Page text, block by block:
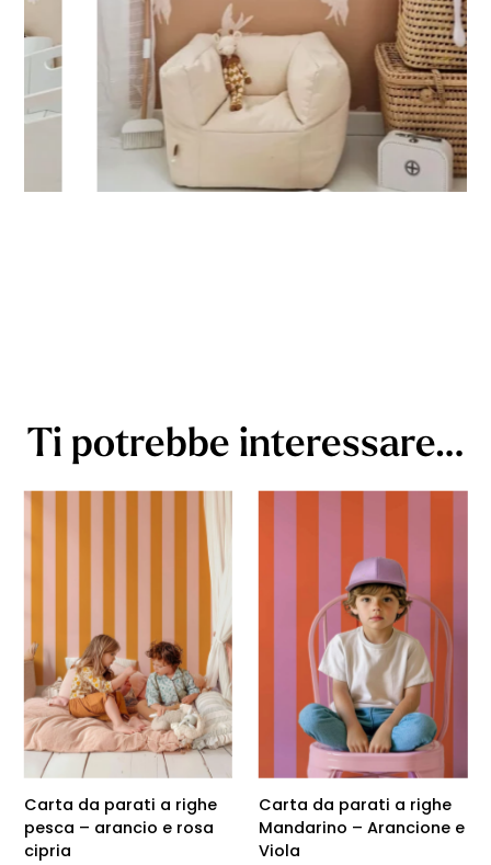
Ti potrebbe interessare…
Carta da parati a righe
pesca – arancio e rosa
cipria
Carta da parati a righe
Mandarino – Arancione e
Viola